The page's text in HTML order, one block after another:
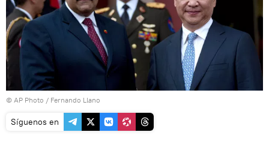
© AP Photo / Fernando Llano
Síguenos en